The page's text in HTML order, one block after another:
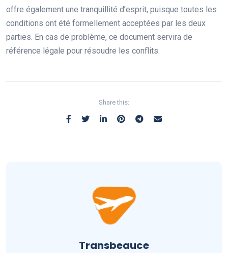
offre également une tranquillité d’esprit, puisque toutes les
conditions ont été formellement acceptées par les deux
parties. En cas de problème, ce document servira de
référence légale pour résoudre les conflits.
Share this:
Transbeauce